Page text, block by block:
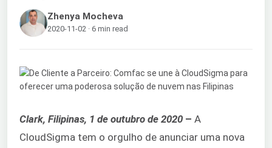
Zhenya Mocheva
2020-11-02 · 6 min read
Clark, Filipinas, 1 de outubro de 2020 – A
CloudSigma tem o orgulho de anunciar uma nova